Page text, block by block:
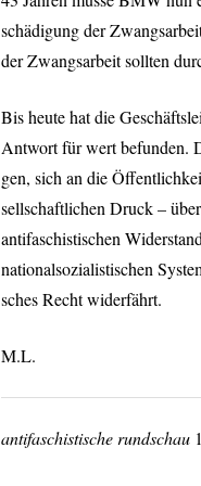
schädigung der
der Zwangsarbeit sollten
Bis heute hat die
Antwort für wert befunden.
gen, sich an die
sellschaftlichen Druck –
antifaschistischen
nationalsozialistischen
sches Recht widerfährt.
M.L.
antifaschistische rundschau